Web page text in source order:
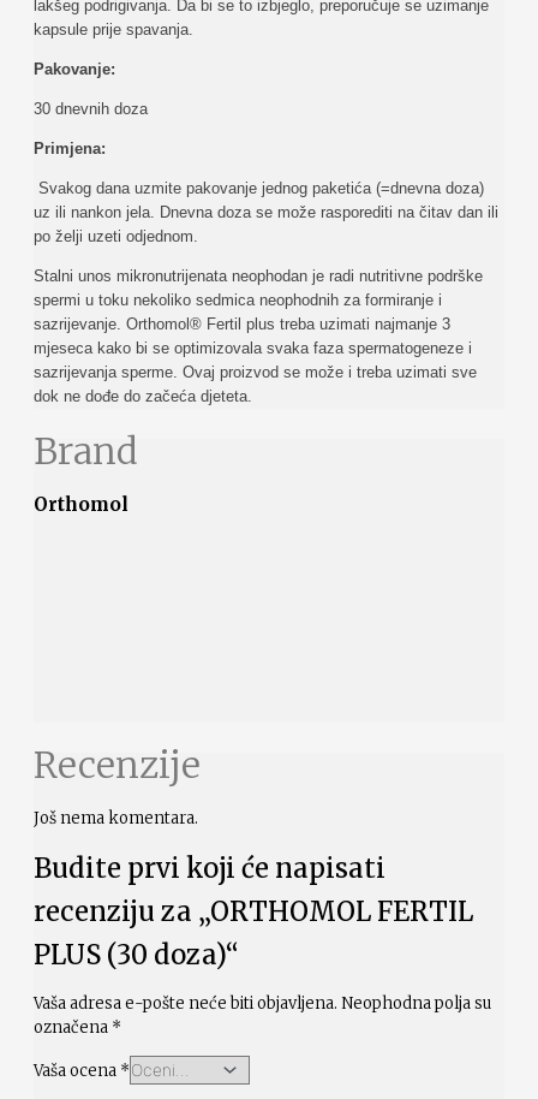
lakšeg podrigivanja. Da bi se to izbjeglo, preporučuje se uzimanje
kapsule prije spavanja.
Pakovanje:
30 dnevnih doza
Primjena:
Svakog dana uzmite pakovanje jednog paketića (=dnevna doza)
uz ili nankon jela. Dnevna doza se može rasporediti na čitav dan ili
po želji uzeti odjednom.
Stalni unos mikronutrijenata neophodan je radi nutritivne podrške
spermi u toku nekoliko sedmica neophodnih za formiranje i
sazrijevanje. Orthomol® Fertil plus treba uzimati najmanje 3
mjeseca kako bi se optimizovala svaka faza spermatogeneze i
sazrijevanja sperme. Ovaj proizvod se može i treba uzimati sve
dok ne dođe do začeća djeteta.
Brand
Orthomol
Recenzije
Još nema komentara.
Budite prvi koji će napisati
recenziju za „ORTHOMOL FERTIL
PLUS (30 doza)“
Vaša adresa e-pošte neće biti objavljena. Neophodna polja su
označena *
Vaša ocena *